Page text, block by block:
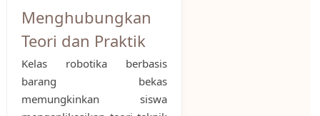
Menghubungkan
Teori dan Praktik
Kelas robotika berbasis
barang bekas
memungkinkan siswa